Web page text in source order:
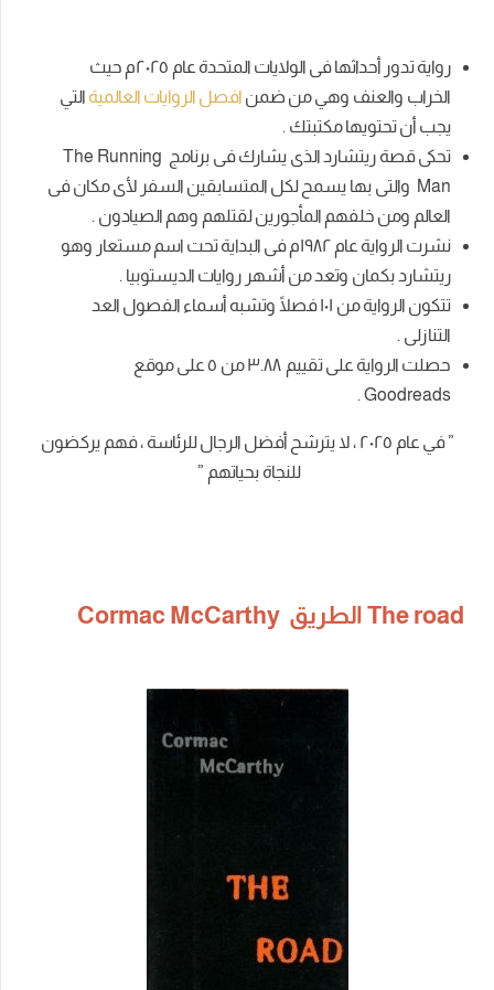
رواية تدور أحداثها فى الولايات المتحدة عام ٢٠٢٥م حيث
الخراب والعنف وهي من ضمن افصل الروايات العالمية التي
يجب أن تحتويها مكتبتك .
تحكى قصة ريتشارد الذى يشارك فى برنامج The Running
Man والتى بها يسمح لكل المتسابقين السفر لأى مكان فى
العالم ومن خلفهم المأجورين لقتلهم وهم الصيادون .
نشرت الرواية عام ١٩٨٢م فى البداية تحت اسم مستعار وهو
ريتشارد بكمان وتعد من أشهر روايات الديستوبيا .
تتكون الرواية من ١٠١ فصلًا وتشبه أسماء الفصول العد
التنازلى .
حصلت الرواية على تقييم ٣.٨٨ من ٥على موقع
Goodreads
.
”في عام ٢٠٢٥ ، لا يترشح أفضل الرجال للرئاسة ، فهم يركضون
للنجاة بحياتهم ”
The road الطريق Cormac McCarthy